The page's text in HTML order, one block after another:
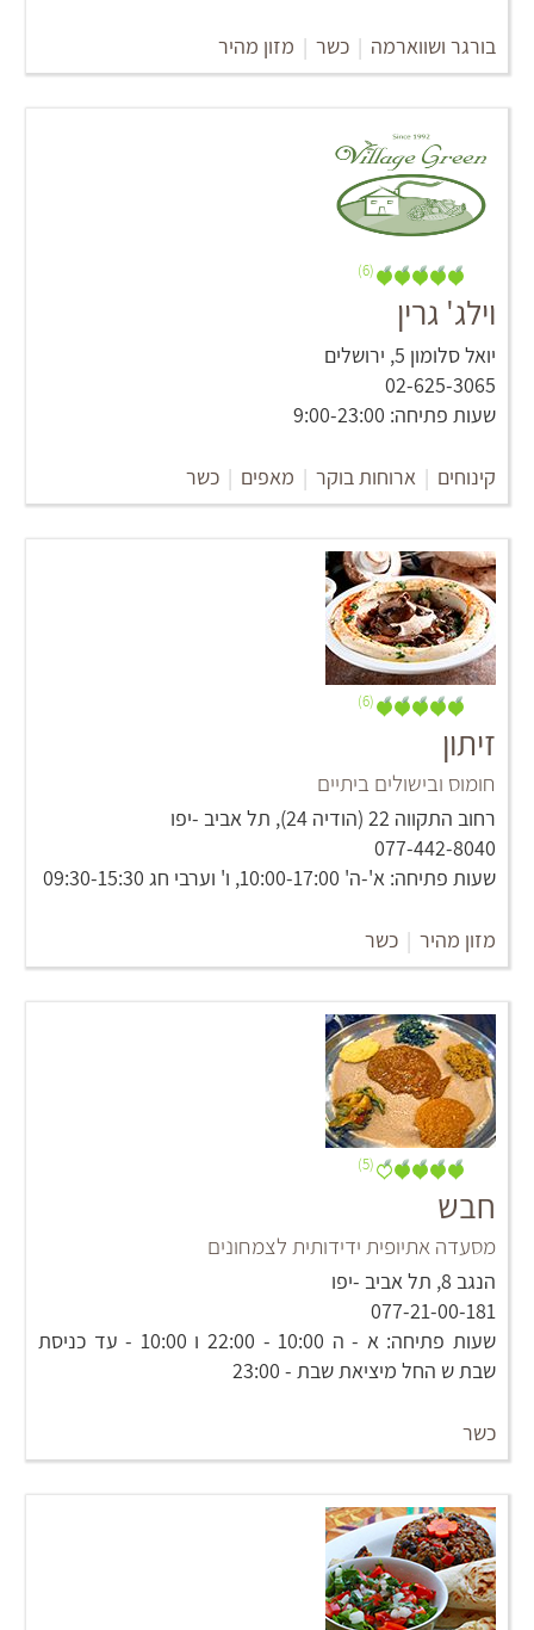
בורגר ושווארמה | כשר | מזון מהיר
(6)
וילג' גרין
יואל סלומון 5, ירושלים
02-625-3065
שעות פתיחה: 9:00-23:00
קינוחים | ארוחות בוקר | מאפים | כשר
(6)
זיתון
חומוס ובישולים ביתיים
רחוב התקווה 22 (הודיה 24), תל אביב -יפו
077-442-8040
שעות פתיחה: א'-ה' 10:00-17:00, ו' וערבי חג 09:30-15:30
מזון מהיר | כשר
(5)
חבש
מסעדה אתיופית ידידותית לצמחונים
הנגב 8, תל אביב -יפו
077-21-00-181
שעות פתיחה: א - ה 10:00 - 22:00 ו 10:00 - עד כניסת
שבת ש החל מיציאת שבת - 23:00
כשר